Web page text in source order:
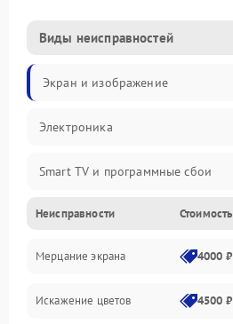
Виды неисправностей
Экран и изображение
Электроника
Smart TV и программные сбои
Питание и запуск
Подсветка и LED-модули
Звук и аудиосистема
Неисправности Стоимость
Мерцание экрана 4000 ₽
Искажение цветов 4500 ₽